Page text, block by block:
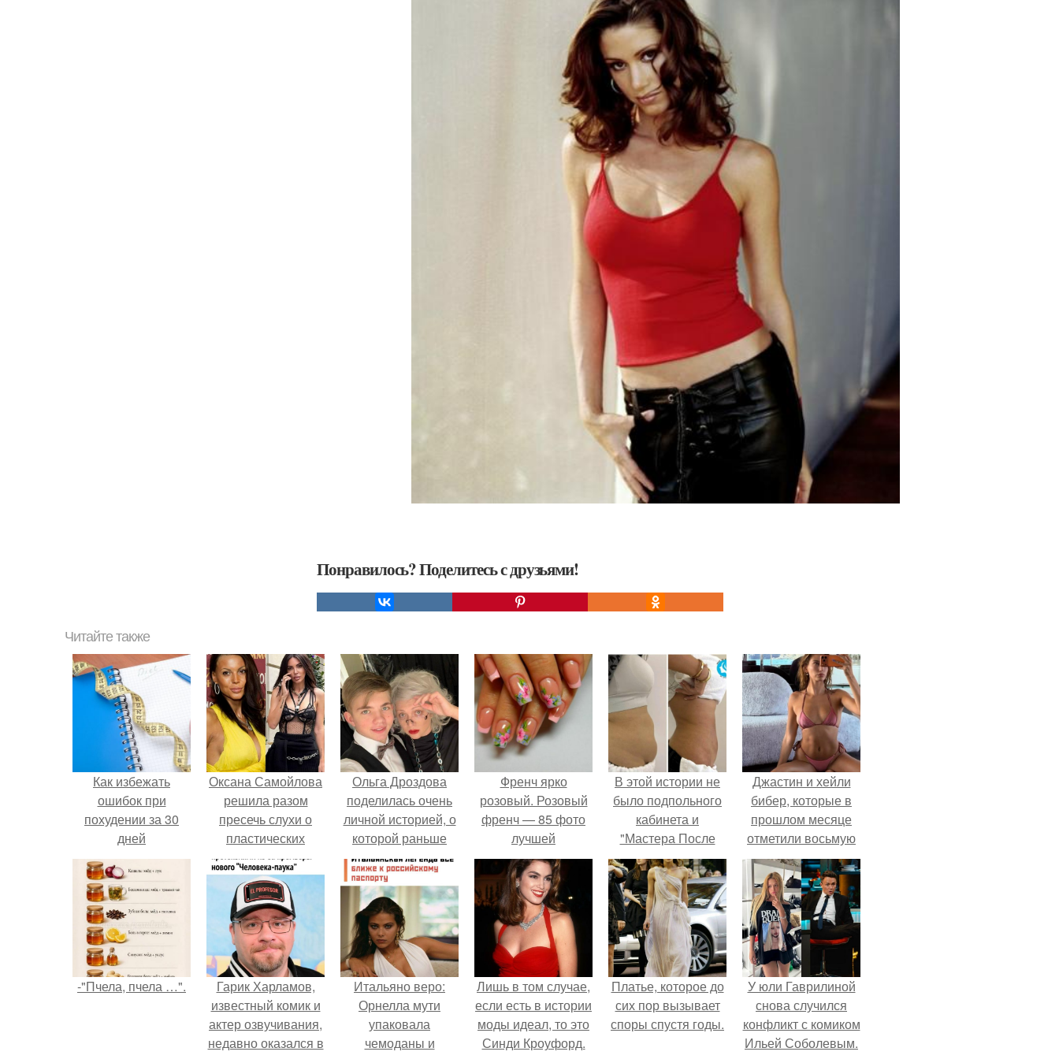
Понравилось? Поделитесь с друзьями!
Читайте также
Как избежать
ошибок при
похудении за 30
дней
Оксана Самойлова
решила разом
пресечь слухи о
пластических
операциях и
публично
прояснила
ситуацию.
Ольга Дроздова
поделилась очень
личной историей, о
которой раньше
почти не говорила.
Френч ярко
розовый. Розовый
френч — 85 фото
лучшей
альтернативы
классике
В этой истории не
было подпольного
кабинета и
"Мастера После
Двухнедельных
Курсов".
Джастин и хейли
бибер, которые в
прошлом месяце
отметили восьмую
годовщину
помолвки, показали
новые фото с
совместного
отдыха.
-"Пчела, пчела …".
Гарик Харламов,
известный комик и
актер озвучивания,
недавно оказался в
Итальяно веро:
Орнелла мути
упаковала
чемоданы и
Лишь в том случае,
если есть в истории
моды идеал, то это
Синди Кроуфорд.
Платье, которое до
сих пор вызывает
споры спустя годы.
У юли Гаврилиной
снова случился
конфликт с комиком
Ильей Соболевым.